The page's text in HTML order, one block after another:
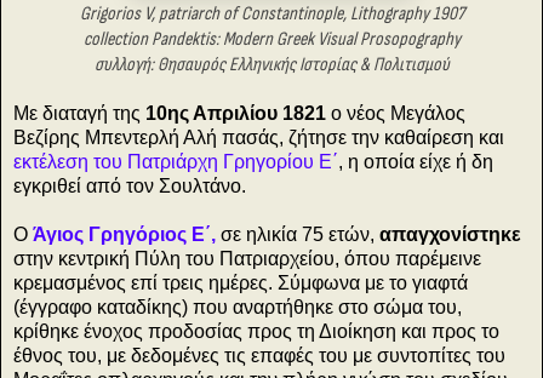
Grigorios V, patriarch of Constantinople, Lithography 1907
collection Pandektis: Modern Greek Visual Prosopography
συλλογή: Θησαυρός Ελληνικής Ιστορίας & Πολιτισμού
Με διαταγή της 10ης Απριλίου 1821 ο νέος Μεγάλος
Βεζίρης Μπεντερλή Αλή πασάς, ζήτησε την καθαίρεση και
εκτέλεση του Πατριάρχη Γρηγορίου Ε΄, η οποία είχε ή δη
εγκριθεί από τον Σουλτάνο.
Ο Άγιος Γρηγόριος Ε΄, σε ηλικία 75 ετών, απαγχονίστηκε
στην κεντρική Πύλη του Πατριαρχείου, όπου παρέμεινε
κρεμασμένος επί τρεις ημέρες. Σύμφωνα με το γιαφτά
(έγγραφο καταδίκης) που αναρτήθηκε στο σώμα του,
κρίθηκε ένοχος προδοσίας προς τη Διοίκηση και προς το
έθνος του, με δεδομένες τις επαφές του με συντοπίτες του